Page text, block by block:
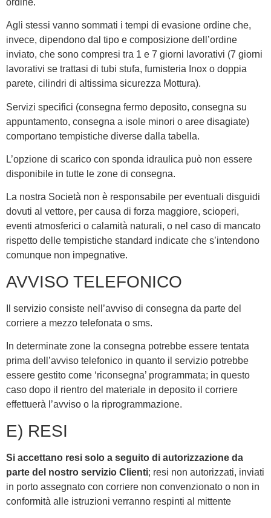
Agli stessi vanno sommati i tempi di evasione ordine che,
invece, dipendono dal tipo e composizione dell’ordine
inviato, che sono compresi tra 1 e 7 giorni lavorativi (7 giorni
lavorativi se trattasi di tubi stufa, fumisteria Inox o doppia
parete, cilindri di altissima sicurezza Mottura).
Servizi specifici (consegna fermo deposito, consegna su
appuntamento, consegna a isole minori o aree disagiate)
comportano tempistiche diverse dalla tabella.
L’opzione di scarico con sponda idraulica può non essere
disponibile in tutte le zone di consegna.
La nostra Società non è responsabile per eventuali disguidi
dovuti al vettore, per causa di forza maggiore, scioperi,
eventi atmosferici o calamità naturali, o nel caso di mancato
rispetto delle tempistiche standard indicate che s’intendono
comunque non impegnative.
AVVISO TELEFONICO
Il servizio consiste nell’avviso di consegna da parte del
corriere a mezzo telefonata o sms.
In determinate zone la consegna potrebbe essere tentata
prima dell’avviso telefonico in quanto il servizio potrebbe
essere gestito come ‘riconsegna’ programmata; in questo
caso dopo il rientro del materiale in deposito il corriere
effettuerà l’avviso o la riprogrammazione.
E) RESI
Si accettano resi solo a seguito di autorizzazione da
parte del nostro servizio Clienti; resi non autorizzati, inviati
in porto assegnato con corriere non convenzionato o non in
conformità alle istruzioni verranno respinti al mittente